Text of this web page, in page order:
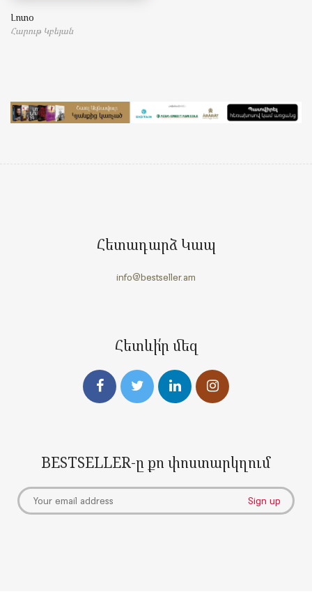
Լոտօ
Հարութ Կբեյան
Հետադարձ Կապ
info@bestseller.am
Հետևի՛ր մեզ
BESTSELLER-ը քո փոստարկղում